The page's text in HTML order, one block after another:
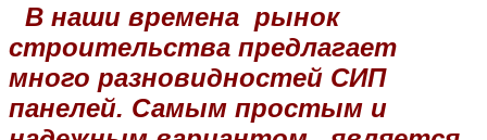
В наши времена рынок
строительства предлагает
много разновидностей СИП
панелей. Самым простым и